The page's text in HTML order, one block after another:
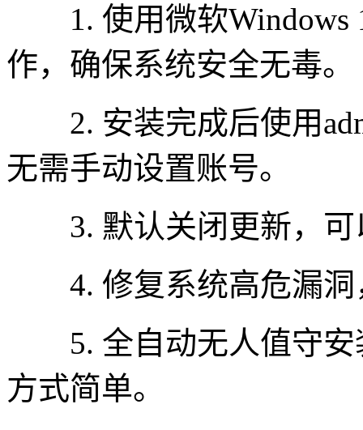
1. 使用微软Windows
作，确保系统安全无毒。
2. 安装完成后使用
无需手动设置账号。
3. 默认关闭更新，可
4. 修复系统高危漏洞
5. 全自动无人值守安
方式简单。